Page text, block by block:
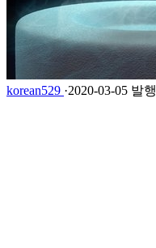
korean529 ·2020-03-05 발행